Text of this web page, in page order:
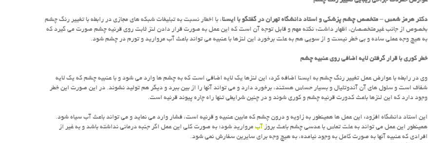
دکتر هرمز شمس – متخصص چشم پزشکی و استاد دانشگاه تهران در گفتگو با ایسنا، با اخطار نسبت به تبلیغات شبکه های مجازی در رابطه با تغییر رنگ چشم
بخصوص از جانب غیرمتخصصان، اظهار داشت: نکته مهم و قابل توجه آن است که این عمل به صورت قرار دادن لنز ثابت روی قرنیه چشم صورت می گیرد که
به هیچ وجه عملی ساده و بی خطر نیست و از سویی هم به علت برخورد این لنزها با عنبیه می تواند باعث آب مروارید و تورم در چشم شود.
خطر کوری با قرار گرفتن لایه اضافی روی عنبیه چشم
وی در رابطه با عوارض عمل تغییر رنگ چشم به ایسنا اضافه کرد: این لنزها یک لایه اضافی است که به چشم ها وارد می شود و با عنبیه چشم که یک لایه
شفاف است و سلول های آن آندوتلیال و بسیار حساس هستند، برخورد دارد و می تواند آنها را از بین ببرد و دیگر هم تولید نشوند. در این صورت این خطر
وجود دارد که این لنزها باعث کدورت قرنیه چشم و کوری شوند و در چنین شرایطی تنها راه چاره پیوند قرنیه است.
این استاد دانشگاه افزود: این عمل ها همینطور به زاویه و درون چشم که مابین عنبیه و قرنیه است، فشار وارد می نماید و می تواند باعث آب سیاه شود.
همینطور این عمل می تواند به علت تماس با عدسی چشم باعث بروز آب مروارید شود؛ به صورت کلی این عمل اگر جنبه درمانی نداشته باشد و به غیر از
افرادی که عنبیه آنها به صورت کامل به وجود نیامده، به هیچ وجه برای سایرین سفارش نمی شود.